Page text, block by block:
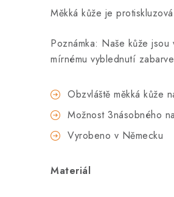
Měkká kůže je
Poznámka: Naše kůže
mírnému vyblednutí
Obzvláště měkká kůže
Možnost 3násobného
Vyrobeno v Německu
Materiál